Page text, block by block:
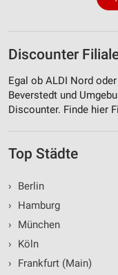
Discounter
Egal ob ALDI Nord
Beverstedt und
Discounter. Finde hier
Top Städte
›
Berlin
›
Hamburg
›
München
›
Köln
›
Frankfurt (Main)